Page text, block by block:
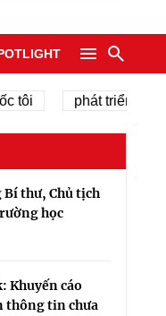
tôi phát triển kinh
Bí thư, Chủ tịch
học
Khuyến cáo
thông tin chưa